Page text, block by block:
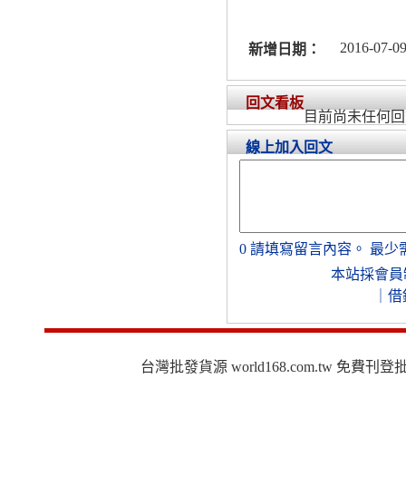
新增日期： 2016-07-
回文看板
目前尚未任何
線上加入回文
0 請填寫留言內容。 最少
本站採會員
借
台灣批發貨源 world168.com.tw 免費刊登